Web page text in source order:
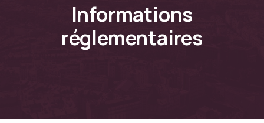
Informations
réglementaires